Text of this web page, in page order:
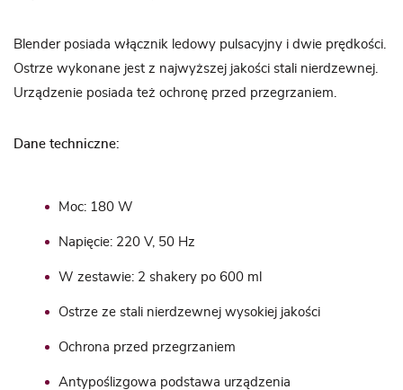
Blender posiada włącznik ledowy pulsacyjny i dwie prędkości.
Ostrze wykonane jest z najwyższej jakości stali nierdzewnej.
Urządzenie posiada też ochronę przed przegrzaniem.
Dane techniczne:
Moc: 180 W
Napięcie: 220 V, 50 Hz
W zestawie: 2 shakery po 600 ml
Ostrze ze stali nierdzewnej wysokiej jakości
Ochrona przed przegrzaniem
Antypoślizgowa podstawa urządzenia